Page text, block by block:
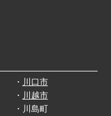
・ 川口市
・ 川越市
・川島町